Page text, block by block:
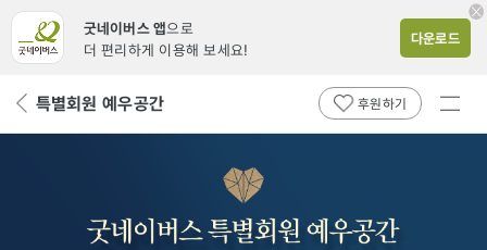
굿네이버스 앱으로
더 편리하게 이용해 보세요!
다운로드
뒤 특별회원 예우공간 후원하기
전체